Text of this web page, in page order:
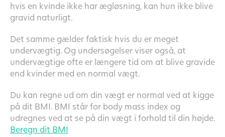
hvis en kvinde ikke har ægløsning, kan hun ikke blive
gravid naturligt.
Det samme gælder faktisk hvis du er meget
undervægtig. Og undersøgelser viser også, at
undervægtige ofte er længere tid om at blive gravide
end kvinder med en normal vægt.
Du kan regne ud om din vægt er normal ved at kigge
på dit BMI. BMI står for body mass index og
udregnes ved at se på din vægt i forhold til din højde.
Beregn dit BMI